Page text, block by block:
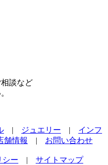
談など
| ジュエリー | インフ
舗情報 | お問い合わせ
シー | サイトマップ